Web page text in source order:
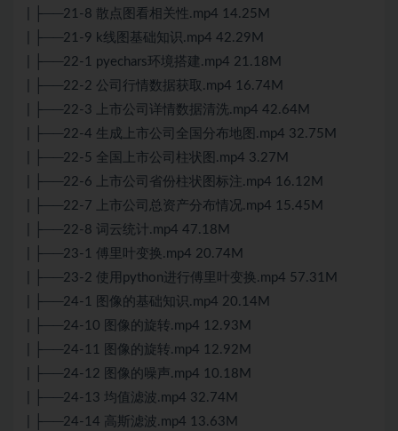
| ├──21-8 散点图看相关性.mp4 14.25M
| ├──21-9 k线图基础知识.mp4 42.29M
| ├──22-1 pyechars环境搭建.mp4 21.18M
| ├──22-2 公司行情数据获取.mp4 16.74M
| ├──22-3 上市公司详情数据清洗.mp4 42.64M
| ├──22-4 生成上市公司全国分布地图.mp4 32.75M
| ├──22-5 全国上市公司柱状图.mp4 3.27M
| ├──22-6 上市公司省份柱状图标注.mp4 16.12M
| ├──22-7 上市公司总资产分布情况.mp4 15.45M
| ├──22-8 词云统计.mp4 47.18M
| ├──23-1 傅里叶变换.mp4 20.74M
| ├──23-2 使用python进行傅里叶变换.mp4 57.31M
| ├──24-1 图像的基础知识.mp4 20.14M
| ├──24-10 图像的旋转.mp4 12.93M
| ├──24-11 图像的旋转.mp4 12.92M
| ├──24-12 图像的噪声.mp4 10.18M
| ├──24-13 均值滤波.mp4 32.74M
| ├──24-14 高斯滤波.mp4 13.63M